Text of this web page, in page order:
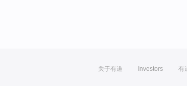
关于有道 Investors 有